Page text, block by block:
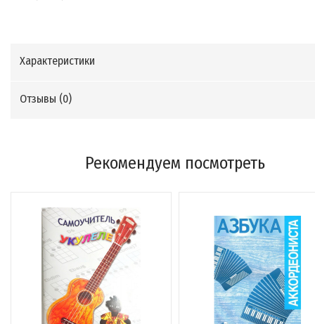
Характеристики
Отзывы (0)
Рекомендуем посмотреть